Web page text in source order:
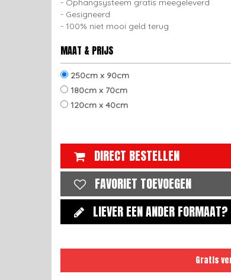
Ophangsysteem gratis meegeleverd
Gesigneerd
100% niet mooi geld terug
MAAT & PRIJS
250cm x 90cm
180cm x 70cm
120cm x 40cm
DIRECT BESTELLEN
FAVORIET TOEVOEGEN
LIEVER EEN ANDER FORMAAT?
Gratis